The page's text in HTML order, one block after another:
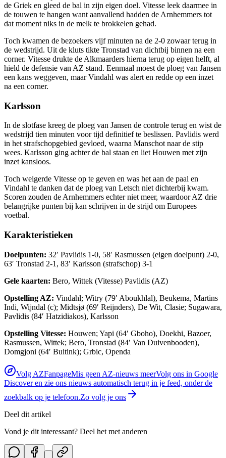
de Griek en gleed de bal in zijn eigen doel. Vitesse leek daarmee in
de touwen te hangen want aanvallend hadden de Arnhemmers tot
dat moment niks in de melk te brokkelen gehad.
Toch kwamen de bezoekers vijf minuten na de 2-0 zowaar terug in
de wedstrijd. Uit de kluts tikte Tronstad van dichtbij binnen na een
corner. Vitesse drukte de Alkmaarders hierna terug op eigen helft, al
hield de defensie van AZ stand. Eenmaal moest de ploeg van Jansen
een kans weggeven, maar Vindahl was alert en redde op een inzet
na een corner.
Karlsson
In de slotfase kreeg de ploeg van Jansen de controle terug en wist de
wedstrijd tien minuten voor tijd definitief te beslissen. Pavlidis werd
in het strafschopgebied gevloed, waarna Manschot naar de stip
wees. Karlsson ging achter de bal staan en liet Houwen met zijn
inzet kansloos.
Toch weigerde Vitesse op te geven en was het aan de paal en
Vindahl te danken dat de ploeg van Letsch niet dichterbij kwam.
Scoren zouden de Arnhemmers echter niet meer, waardoor AZ drie
belangrijke punten bij kan schrijven in de strijd om Europees
voetbal.
Karakteristieken
Doelpunten: 32′ Pavlidis 1-0, 58′ Rasmussen (eigen doelpunt) 2-0,
63′ Tronstad 2-1, 83′ Karlsson (strafschop) 3-1
Gele kaarten: Bero, Wittek (Vitesse) Pavlidis (AZ)
Opstelling AZ: Vindahl; Witry (79′ Aboukhlal), Beukema, Martins
Indi, Wijndal (c); Midtsjø (69′ Reijnders), De Wit, Clasie; Sugawara,
Pavlidis (84′ Hatzidiakos), Karlsson
Opstelling Vitesse: Houwen; Yapi (64′ Gboho), Doekhi, Bazoer,
Rasmussen, Wittek; Bero, Tronstad (84′ Van Duivenbooden),
Domgjoni (64′ Buitink); Grbic, Openda
Volg AZFanpageMis geen AZ-nieuws meerVolg ons in Google
Discover en zie ons nieuws automatisch terug in je feed, onder de
zoekbalk op je telefoon.Zo volg je ons
Deel dit artikel
Vond je dit interessant? Deel het met anderen